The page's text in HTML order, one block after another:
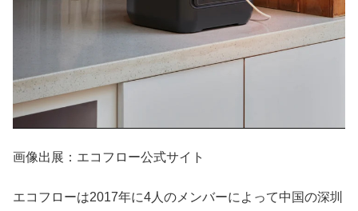
画像出展：エコフロー公式サイト
エコフローは2017年に4人のメンバーによって中国の深圳